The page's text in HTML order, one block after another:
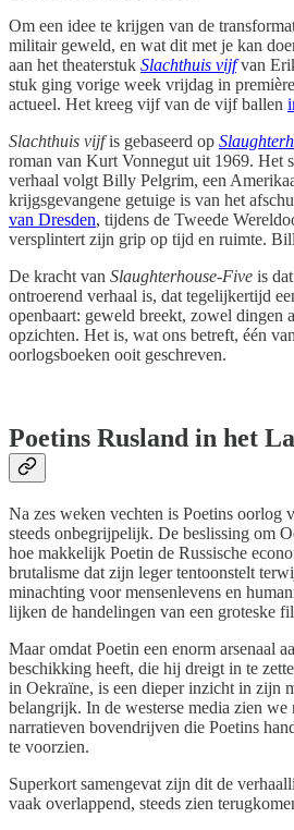
Om een idee te krijgen van de
militair geweld, en wat dit met je kan
aan het theaterstuk Slachthuis vijfvan
stuk ging vorige week vrijdag in
actueel. Het kreeg vijf van de vijf ballen
Slachthuis vijfis gebaseerd op
roman van Kurt Vonnegut uit 1969. Het
verhaal volgt Billy Pelgrim, een
krijgsgevangene getuige is van het
van Dresden, tijdens de Tweede
versplintert zijn grip op tijd en ruimte.
De kracht van Slaughterhouse-Five is
ontroerend verhaal is, dat tegelijkertijd
openbaart: geweld breekt, zowel dingen
opzichten. Het is, wat ons betreft, één
oorlogsboeken ooit geschreven.
Poetins Rusland in het
Na zes weken vechten is Poetins oorlog
steeds onbegrijpelijk. De beslissing om
hoe makkelijk Poetin de Russische
brutalisme dat zijn leger tentoonstelt
minachting voor mensenlevens en
lijken de handelingen van een groteske
Maar omdat Poetin een enorm arsenaal
beschikking heeft, die hij dreigt in te
in Oekraïne, is een dieper inzicht in zijn
belangrijk. In de westerse media zien we
narratieven bovendrijven die Poetins
te voorzien.
Superkort samengevat zijn dit de
vaak overlappend, steeds zien